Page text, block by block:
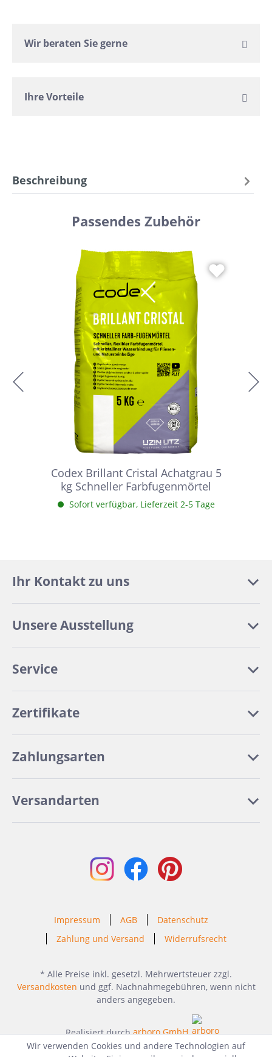
Wir beraten Sie gerne
Ihre Vorteile
Beschreibung
Passendes Zubehör
Codex Brillant Cristal Achatgrau 5
kg Schneller Farbfugenmörtel
Sofort verfügbar, Lieferzeit 2-5 Tage
Ihr Kontakt zu uns
Unsere Ausstellung
Service
Zertifikate
Zahlungsarten
Versandarten
Impressum AGB
Datenschutz
Zahlung und Versand
Widerrufsrecht
* Alle Preise inkl. gesetzl. Mehrwertsteuer zzgl.
Versandkosten und ggf. Nachnahmegebühren, wenn nicht
anders angegeben.
Realisiert durcharboro GmbH
Wir verwenden Cookies und andere Technologien auf